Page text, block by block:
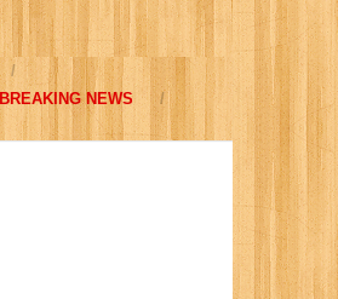
BREAKING NEWS